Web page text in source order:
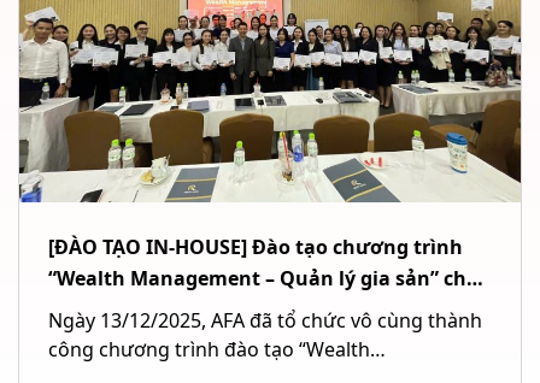
[ĐÀO TẠO IN-HOUSE] Đào tạo chương trình
“Wealth Management – Quản lý gia sản” cho
Ngân hàng TMCP Quốc tế Việt Nam (VIB) tại
TP. Hồ Chí Minh
Ngày 13/12/2025, AFA đã tổ chức vô cùng thành
công chương trình đào tạo “Wealth